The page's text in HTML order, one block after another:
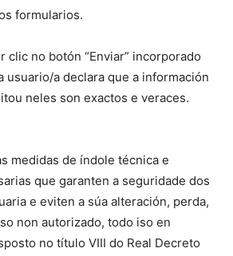
formularios.
clic no botón “Enviar” incorporado
usuario/a declara que a información
neles son exactos e veraces.
medidas de índole técnica e
que garanten a seguridade dos
e eviten a súa alteración, perda,
non autorizado, todo iso en
no título VIII do Real Decreto